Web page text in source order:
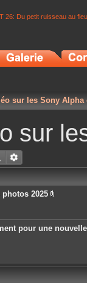
26: Du petit ruisseau au
sur les Sony Alpha
sur
2025
c
e
n
pour une nouvelle